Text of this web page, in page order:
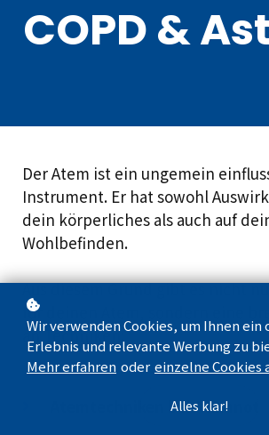
COPD &
Der Atem ist ein ungemein
Instrument. Er hat sowohl
dein körperliches als auch auf
Wohlbefinden.
Aus diesem Grund gibt es nicht
für deinen Atem, sondern eine
an Techniken:
Atemtechniken bei Atemnot
Wir verwenden Cookies, um Ihnen ein
Erlebnis und relevante Werbung zu
Mehr erfahren oder einzelne Cookies
Alles klar!